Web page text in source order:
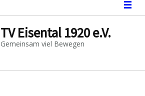
TV Eisental 1920 e.V.
Gemeinsam viel Bewegen